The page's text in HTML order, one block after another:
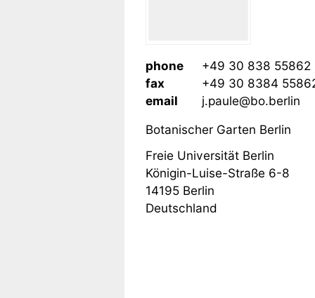
phone
+49 30 838 55862
fax
+49 30 8384
email
j.paule@bo.berlin
Botanischer Garten Berlin
Freie Universität Berlin
Königin-Luise-Straße 6-8
14195 Berlin
Deutschland